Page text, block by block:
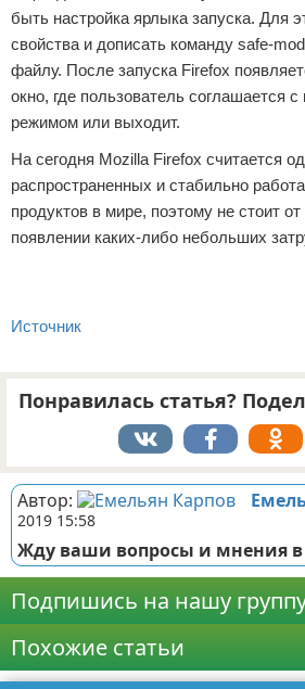
быть настройка ярлыка запуска. Для
свойства и дописать команду safe-
файлу. После запуска Firefox
окно, где пользователь соглашается
режимом или выходит.
На сегодня Mozilla Firefox считается
распространенных и стабильно
продуктов в мире, поэтому не стоит
появлении каких-либо небольших
Источник
Понравилась статья?
Автор:
2019 15:58
Жду ваши вопросы и мнения
Подпишись на нашу
Похожие статьи